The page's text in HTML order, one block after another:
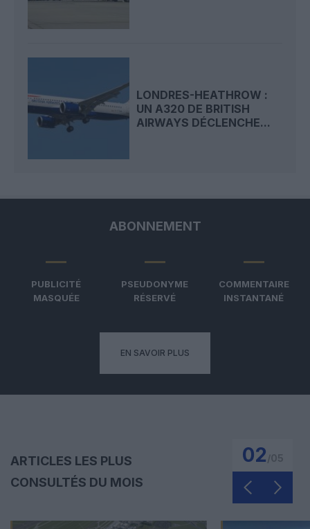
LONDRES-HEATHROW :
UN A320 DE BRITISH
AIRWAYS DÉCLENCHE...
ABONNEMENT
PUBLICITÉ
MASQUÉE
PSEUDONYME
RÉSERVÉ
COMMENTAIRE
INSTANTANÉ
EN SAVOIR PLUS
ARTICLES LES PLUS
CONSULTÉS DU MOIS
02